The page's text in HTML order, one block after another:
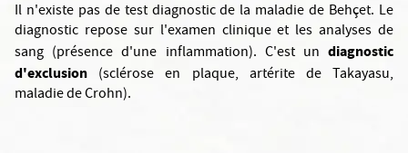
Il n'existe pas de test diagnostic de la maladie de Behçet. Le
diagnostic repose sur l'examen clinique et les analyses de
sang (présence d'une inflammation). C'est un diagnostic
d'exclusion (sclérose en plaque, artérite de Takayasu,
maladie de Crohn).